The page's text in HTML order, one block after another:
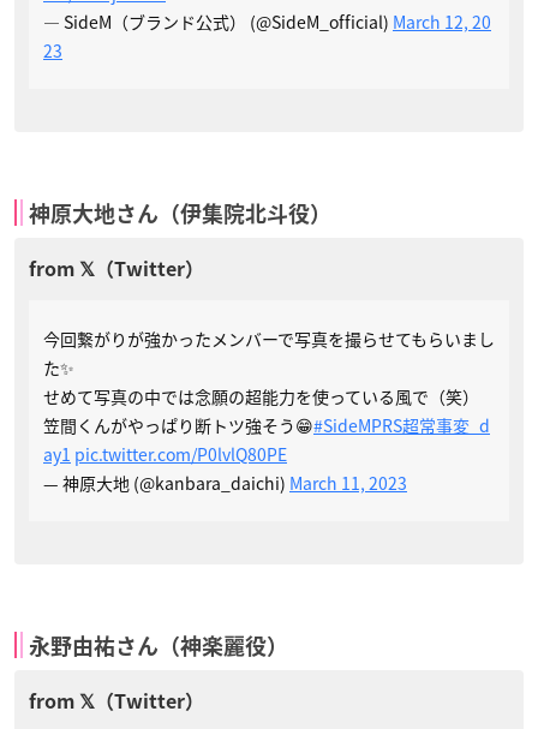
— SideM（ブランド公式） (@SideM_official) March 12, 20
23
神原大地さん（伊集院北斗役）
今回繋がりが強かったメンバーで写真を撮らせてもらいまし
た✨
せめて写真の中では念願の超能力を使っている風で（笑）
笠間くんがやっぱり断トツ強そう😁#SideMPRS超常事変_d
ay1 pic.twitter.com/P0lvlQ80PE
— 神原大地 (@kanbara_daichi) March 11, 2023
永野由祐さん（神楽麗役）